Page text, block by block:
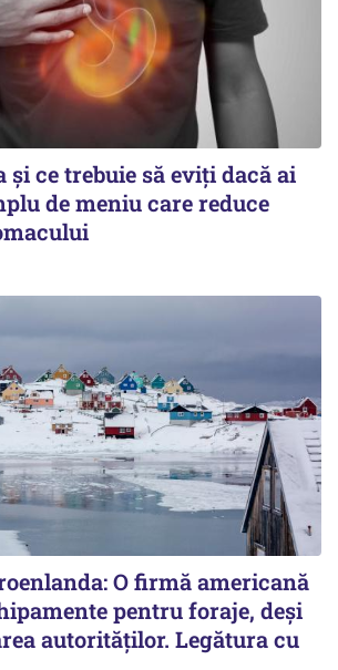
și ce trebuie să eviți dacă ai
de meniu care reduce
O firmă americană
pentru foraje, deși
autorităților. Legătura cu